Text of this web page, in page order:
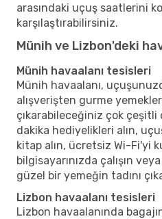
arasındaki uçuş saatlerini
karşılaştırabilirsiniz.
Münih ve Lizbon'deki
Münih havaalanı tesisleri
Münih havaalanı,
alışverişten gurme
çıkarabileceğiniz çok çeşitli
dakika hediyelikleri alın,
kitap alın, ücretsiz Wi-Fi'yi
bilgisayarınızda çalışın
güzel bir yemeğin tadını
Lizbon havaalanı tesisleri
Lizbon havaalanında